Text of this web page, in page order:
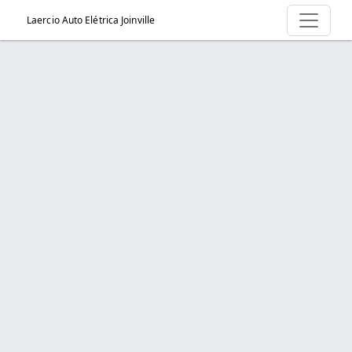
Laercio Auto Elétrica Joinville